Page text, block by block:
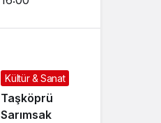
Kültür & Sanat
Taşköprü
Sarımsak